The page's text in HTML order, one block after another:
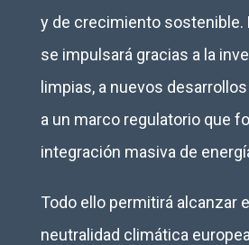
y de crecimiento sostenible.
se impulsará gracias a la
limpias, a nuevos
a un marco regulatorio que
integración masiva de
Todo ello permitirá alcanzar
neutralidad climática